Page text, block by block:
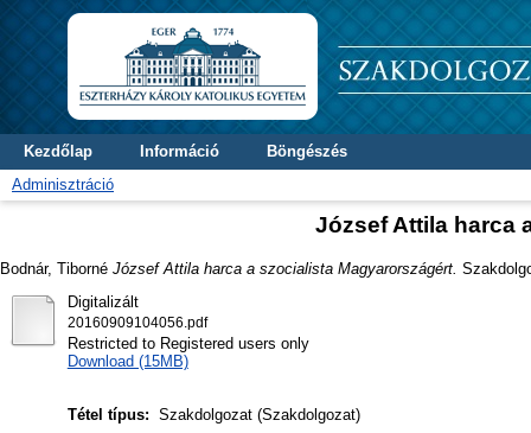
Kezdőlap Információ
Böngészés
Adminisztráció
József Attila harca
Bodnár, Tiborné József Attila harca a szocialista Magyarországért.
Digitalizált
20160909104056.pdf
Restricted to Registered users only
Download (15MB)
Tétel típus: Szakdolgozat (Szakdolgozat)